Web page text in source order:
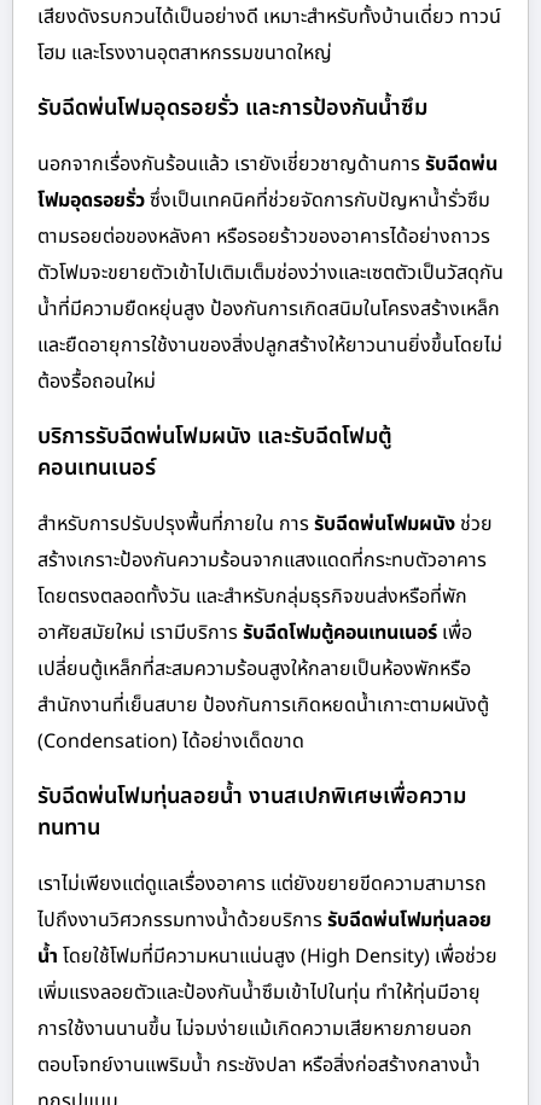
เสียงดังรบกวนได้เป็นอย่างดี เหมาะสำหรับทั้งบ้านเดี่ยว ทาวน์
โฮม และโรงงานอุตสาหกรรมขนาดใหญ่
รับฉีดพ่นโฟมอุดรอยรั่ว และการป้องกันน้ำซึม
นอกจากเรื่องกันร้อนแล้ว เรายังเชี่ยวชาญด้านการรับฉีดพ่น
โฟมอุดรอยรั่วซึ่งเป็นเทคนิคที่ช่วยจัดการกับปัญหาน้ำรั่วซึม
ตามรอยต่อของหลังคา หรือรอยร้าวของอาคารได้อย่างถาวร
ตัวโฟมจะขยายตัวเข้าไปเติมเต็มช่องว่างและเซตตัวเป็นวัสดุกัน
น้ำที่มีความยืดหยุ่นสูง ป้องกันการเกิดสนิมในโครงสร้างเหล็ก
และยืดอายุการใช้งานของสิ่งปลูกสร้างให้ยาวนานยิ่งขึ้นโดยไม่
ต้องรื้อถอนใหม่
บริการรับฉีดพ่นโฟมผนัง และรับฉีดโฟมตู้
คอนเทนเนอร์
สำหรับการปรับปรุงพื้นที่ภายใน การรับฉีดพ่นโฟมผนัง ช่วย
สร้างเกราะป้องกันความร้อนจากแสงแดดที่กระทบตัวอาคาร
โดยตรงตลอดทั้งวัน และสำหรับกลุ่มธุรกิจขนส่งหรือที่พัก
อาศัยสมัยใหม่ เรามีบริการรับฉีดโฟมตู้คอนเทนเนอร์ เพื่อ
เปลี่ยนตู้เหล็กที่สะสมความร้อนสูงให้กลายเป็นห้องพักหรือ
สำนักงานที่เย็นสบาย ป้องกันการเกิดหยดน้ำเกาะตามผนังตู้
(Condensation) ได้อย่างเด็ดขาด
รับฉีดพ่นโฟมทุ่นลอยน้ำ งานสเปกพิเศษเพื่อความ
ทนทาน
เราไม่เพียงแต่ดูแลเรื่องอาคาร แต่ยังขยายขีดความสามารถ
ไปถึงงานวิศวกรรมทางน้ำด้วยบริการรับฉีดพ่นโฟมทุ่นลอย
น้ำ โดยใช้โฟมที่มีความหนาแน่นสูง (High Density) เพื่อช่วย
เพิ่มแรงลอยตัวและป้องกันน้ำซึมเข้าไปในทุ่น ทำให้ทุ่นมีอายุ
การใช้งานนานขึ้น ไม่จมง่ายแม้เกิดความเสียหายภายนอก
ตอบโจทย์งานแพริมน้ำ กระชังปลา หรือสิ่งก่อสร้างกลางน้ำ